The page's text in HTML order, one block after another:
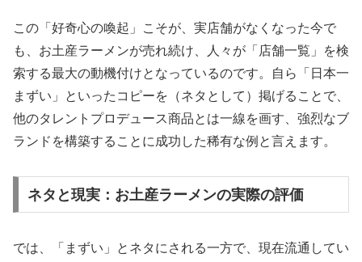
この「好奇心の喚起」こそが、実店舗がなくなった今で
も、お土産ラーメンが売れ続け、人々が「店舗一覧」を検
索する最大の動機付けとなっているのです。自ら「日本一
まずい」といったコピーを（ネタとして）掲げることで、
他のタレントプロデュース商品とは一線を画す、強烈なブ
ランドを構築することに成功した稀有な例と言えます。
ネタと現実：お土産ラーメンの実際の評価
では、「まずい」とネタにされる一方で、現在流通してい